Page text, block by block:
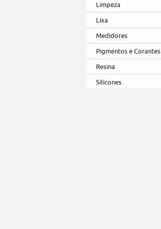
Limpeza
Lixa
Medidores
Pigmentos e Corantes
Resina
Silicones